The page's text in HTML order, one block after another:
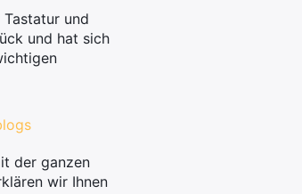
und
und hat sich
der ganzen
wir Ihnen